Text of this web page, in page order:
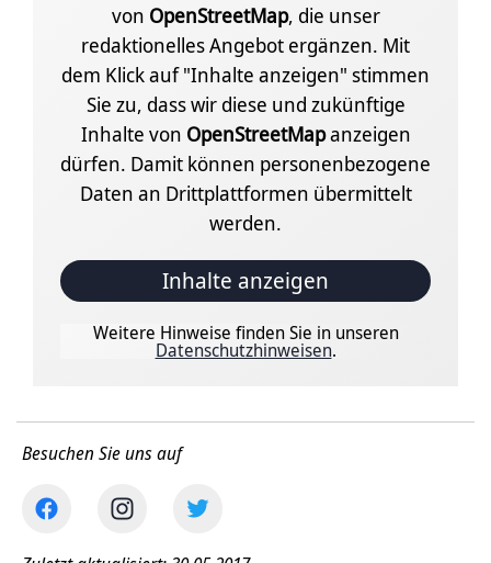
von OpenStreetMap, die unser
redaktionelles Angebot ergänzen. Mit
dem Klick auf "Inhalte anzeigen" stimmen
Sie zu, dass wir diese und zukünftige
Inhalte von OpenStreetMapanzeigen
dürfen. Damit können personenbezogene
Daten an Drittplattformen übermittelt
werden.
Inhalte anzeigen
Weitere Hinweise finden Sie in unseren
Datenschutzhinweisen.
Besuchen Sie uns auf